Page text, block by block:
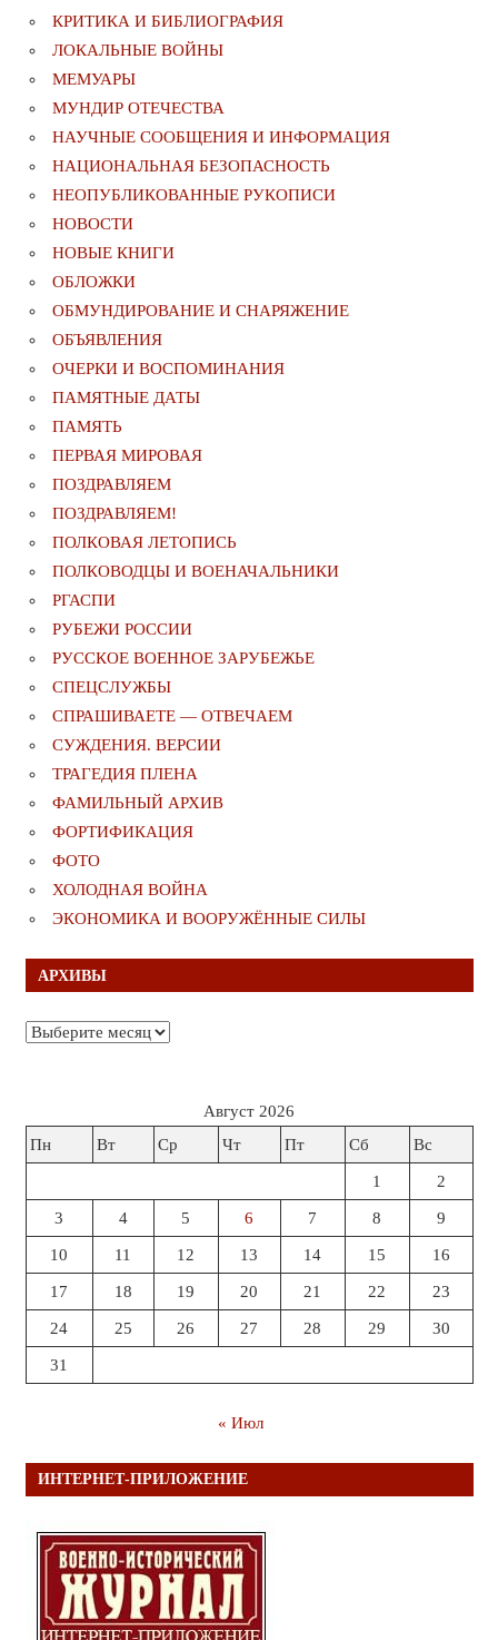
КРИТИКА И БИБЛИОГРАФИЯ
ЛОКАЛЬНЫЕ ВОЙНЫ
МЕМУАРЫ
МУНДИР ОТЕЧЕСТВА
НАУЧНЫЕ СООБЩЕНИЯ И ИНФОРМАЦИЯ
НАЦИОНАЛЬНАЯ БЕЗОПАСНОСТЬ
НЕОПУБЛИКОВАННЫЕ РУКОПИСИ
НОВОСТИ
НОВЫЕ КНИГИ
ОБЛОЖКИ
ОБМУНДИРОВАНИЕ И СНАРЯЖЕНИЕ
ОБЪЯВЛЕНИЯ
ОЧЕРКИ И ВОСПОМИНАНИЯ
ПАМЯТНЫЕ ДАТЫ
ПАМЯТЬ
ПЕРВАЯ МИРОВАЯ
ПОЗДРАВЛЯЕМ
ПОЗДРАВЛЯЕМ!
ПОЛКОВАЯ ЛЕТОПИСЬ
ПОЛКОВОДЦЫ И ВОЕНАЧАЛЬНИКИ
РГАСПИ
РУБЕЖИ РОССИИ
РУССКОЕ ВОЕННОЕ ЗАРУБЕЖЬЕ
СПЕЦСЛУЖБЫ
СПРАШИВАЕТЕ — ОТВЕЧАЕМ
СУЖДЕНИЯ. ВЕРСИИ
ТРАГЕДИЯ ПЛЕНА
ФАМИЛЬНЫЙ АРХИВ
ФОРТИФИКАЦИЯ
ФОТО
ХОЛОДНАЯ ВОЙНА
ЭКОНОМИКА И ВООРУЖЁННЫЕ СИЛЫ
АРХИВЫ
Архивы
Август 2026
Пн
Вт Ср Чт Пт Сб Вс
1 2
3 4 5 6 7 8 9
10 11 12 13 14 15 16
17 18 19 20 21 22 23
24 25 26 27 28 29 30
31
« Июл
ИНТЕРНЕТ-ПРИЛОЖЕНИЕ